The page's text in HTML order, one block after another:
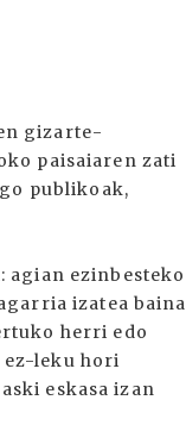
gizarte-
paisaiaren zati
publikoak,
ezinbesteko
izatea baina
herri edo
leku hori
eskasa izan